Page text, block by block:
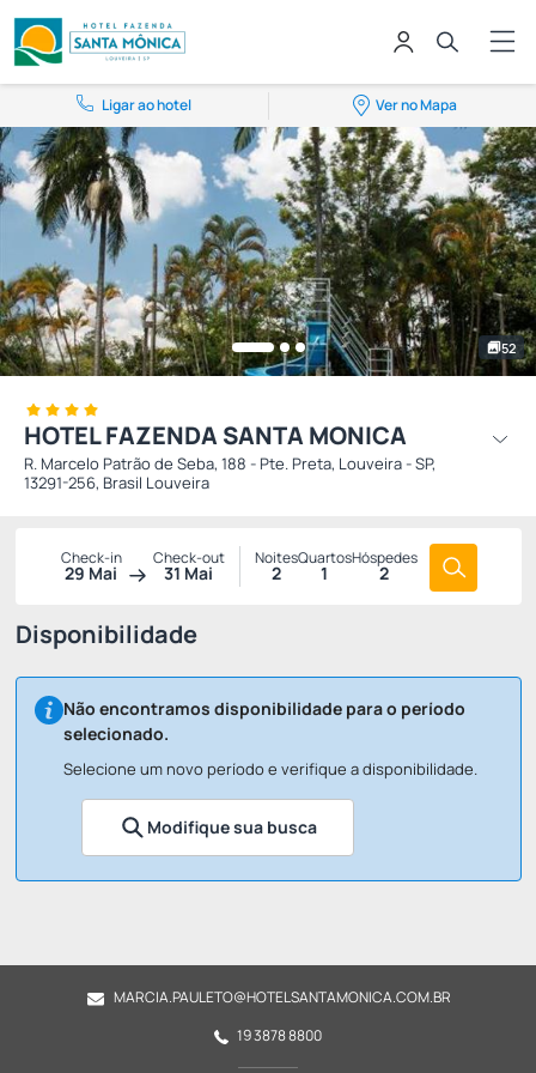
Ligar ao hotel Ver no Mapa
52
HOTEL FAZENDA SANTA MONICA
R. Marcelo Patrão de Seba, 188 - Pte. Preta, Louveira - SP,
13291-256, Brasil Louveira
Check-in
29 Mai
Check-out
31 Mai
Noites
2
Quartos
1
Hóspedes
2
Disponibilidade
Não encontramos disponibilidade para o período
selecionado.
Selecione um novo período e verifique a disponibilidade.
Modifique sua busca
MARCIA.PAULETO@HOTELSANTAMONICA.COM.BR
19 3878 8800